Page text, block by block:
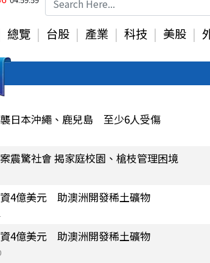
總覽 台股 產業 科技 美股
日本沖繩、鹿兒島 至少6人受傷
震驚社會 揭家庭校園、槍枝管理困境
4億美元 助澳洲開發稀土礦物
4億美元 助澳洲開發稀土礦物